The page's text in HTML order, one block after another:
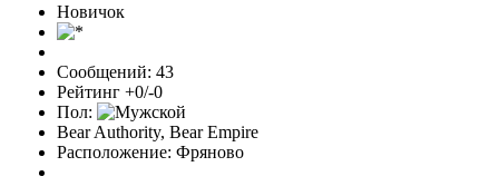
Новичок
Сообщений: 43
Рейтинг +0/-0
Пол:
Bear Authority, Bear Empire
Расположение: Фряново